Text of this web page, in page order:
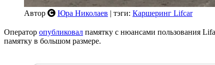
Автор Юра Николаев | тэги: Каршеринг Lifcar
Оператор опубликовал памятку с нюансами пользования
памятку в большом размере.